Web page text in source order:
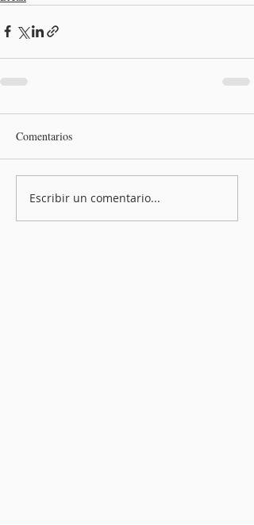
Comentarios
Escribir un comentario...